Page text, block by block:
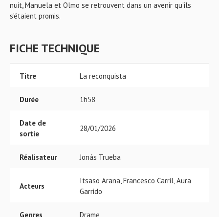
nuit, Manuela et Olmo se retrouvent dans un avenir qu’ils
s’étaient promis.
FICHE TECHNIQUE
Titre La reconquista
Durée 1h58
Date de
sortie
28/01/2026
Réalisateur Jonás Trueba
Acteurs
Itsaso Arana, Francesco Carril, Aura
Garrido
Genres Drame